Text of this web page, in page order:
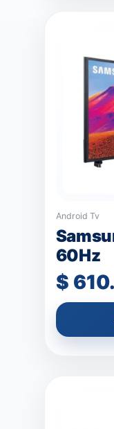
Android Tv
60Hz
$